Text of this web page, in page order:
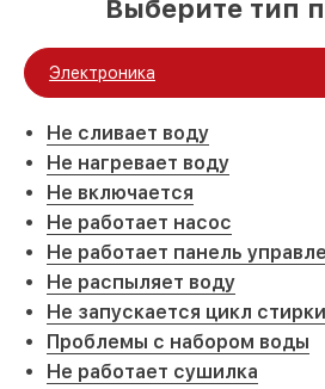
Выберите тип
Электроника
Не сливает воду
Не нагревает воду
Не включается
Не работает насос
Не работает панель
Не распыляет воду
Не запускается цикл стирки
Проблемы с набором воды
Не работает сушилка